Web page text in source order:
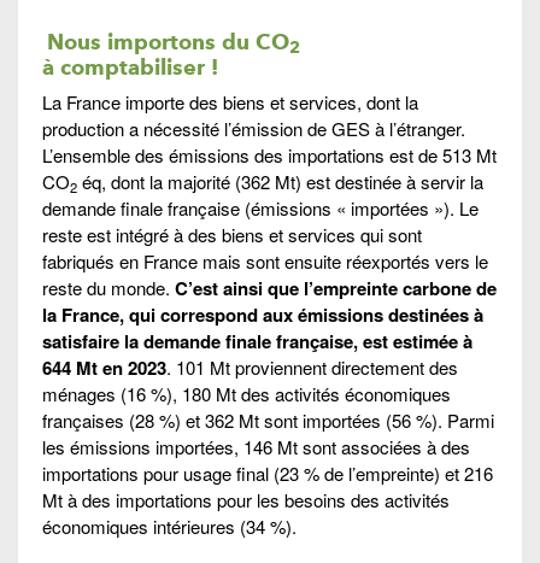
Nous importons du CO2
à comptabiliser !
La France importe des biens et services, dont la
production a nécessité l’émission de GES à l’étranger.
L’ensemble des émissions des importations est de 513 Mt
CO2 éq, dont la majorité (362 Mt) est destinée à servir la
demande finale française (émissions « importées »). Le
reste est intégré à des biens et services qui sont
fabriqués en France mais sont ensuite réexportés vers le
reste du monde. C’est ainsi que l’empreinte carbone de
la France, qui correspond aux émissions destinées à
satisfaire la demande finale française, est estimée à
644 Mt en 2023. 101 Mt proviennent directement des
ménages (16 %), 180 Mt des activités économiques
françaises (28 %) et 362 Mt sont importées (56 %). Parmi
les émissions importées, 146 Mt sont associées à des
importations pour usage final (23 % de l’empreinte) et 216
Mt à des importations pour les besoins des activités
économiques intérieures (34 %).